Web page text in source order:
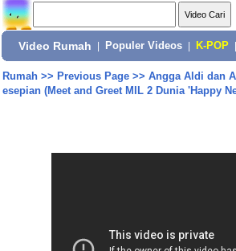
Video Rumah Populer Videos K-POP
Rumah>> Previous Page>> Angga Aldi dan
esepian (Meet and Greet MIL 2 Dunia 'Happy